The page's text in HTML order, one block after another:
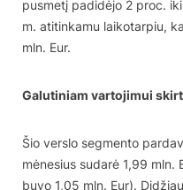
pusmetį padidėjo 2 proc.
m. atitinkamu laikotarpiu,
mln. Eur.
Galutiniam vartojimui
Šio verslo segmento
mėnesius sudarė 1,99 mln.
buvo 1,05 mln. Eur).